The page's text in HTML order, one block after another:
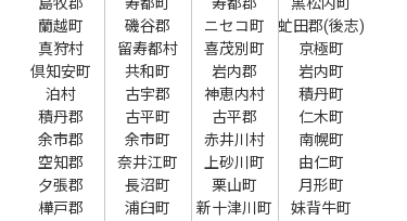
蘭越町
磯谷郡 ニセコ町
虻田郡(後志)
真狩村
留寿都村 喜茂別町
京極町
倶知安町
共和町 岩内郡
岩内町
泊村
古宇郡 神恵内村
積丹町
積丹郡
古平町 古平郡
仁木町
余市郡
余市町 赤井川村
南幌町
空知郡
奈井江町 上砂川町
由仁町
夕張郡
長沼町 栗山町
月形町
樺戸郡
浦臼町 新十津川町
妹背牛町